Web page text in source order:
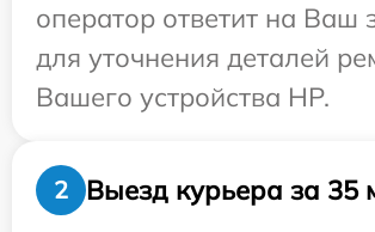
оператор ответит на Ваш
для уточнения деталей
Вашего устройства HP.
2
Выезд курьера за 35